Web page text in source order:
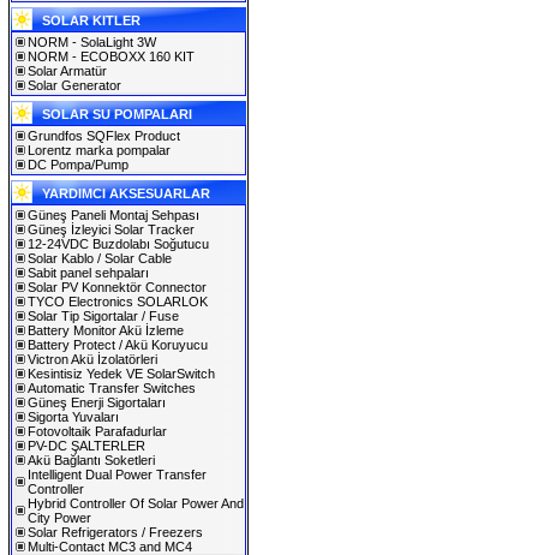
SOLAR KITLER
NORM - SolaLight 3W
NORM - ECOBOXX 160 KIT
Solar Armatür
Solar Generator
SOLAR SU POMPALARI
Grundfos SQFlex Product
Lorentz marka pompalar
DC Pompa/Pump
YARDIMCI AKSESUARLAR
Güneş Paneli Montaj Sehpası
Güneş İzleyici Solar Tracker
12-24VDC Buzdolabı Soğutucu
Solar Kablo / Solar Cable
Sabit panel sehpaları
Solar PV Konnektör Connector
TYCO Electronics SOLARLOK
Solar Tip Sigortalar / Fuse
Battery Monitor Akü İzleme
Battery Protect / Akü Koruyucu
Victron Akü İzolatörleri
Kesintisiz Yedek VE SolarSwitch
Automatic Transfer Switches
Güneş Enerji Sigortaları
Sigorta Yuvaları
Fotovoltaik Parafadurlar
PV-DC ŞALTERLER
Akü Bağlantı Soketleri
Intelligent Dual Power Transfer
Controller
Hybrid Controller Of Solar Power And
City Power
Solar Refrigerators / Freezers
Multi-Contact MC3 and MC4